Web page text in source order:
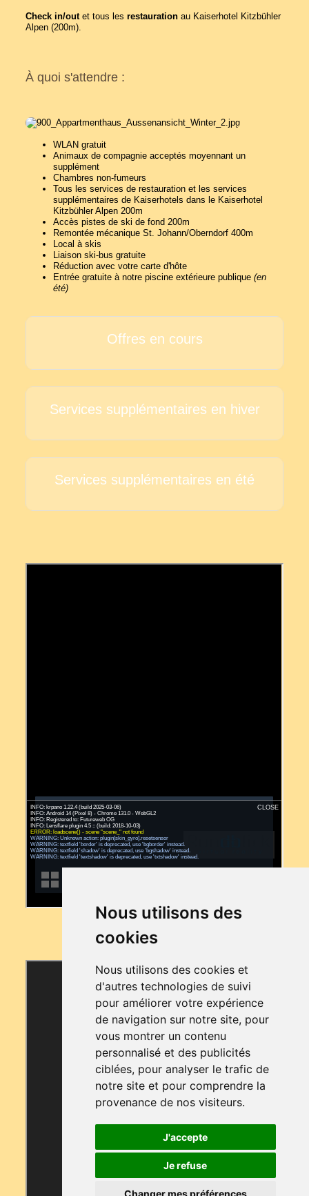
Nous utilisons des
cookies
Nous utilisons des cookies et
d'autres technologies de suivi
pour améliorer votre expérience
de navigation sur notre site, pour
vous montrer un contenu
personnalisé et des publicités
ciblées, pour analyser le trafic de
notre site et pour comprendre la
provenance de nos visiteurs.
J'accepte
Je refuse
Changer mes préférences
Check in/outet tous lesrestaurationau Kaiserhotel Kitzbühler
Alpen (200m).
À quoi s'attendre :
WLAN gratuit
Animaux de compagnie acceptés moyennant un
supplément
Chambres non-fumeurs
Tous les services de restauration et les services
supplémentaires de Kaiserhotels dans le Kaiserhotel
Kitzbühler Alpen 200m
Accès pistes de ski de fond 200m
Remontée mécanique St. Johann/Oberndorf 400m
Local à skis
Liaison ski-bus gratuite
Réduction avec votre carte d'hôte
Entrée gratuite à notre piscine extérieure publique(en
été)
Offres en cours
Services supplémentaires en hiver
Services supplémentaires en été